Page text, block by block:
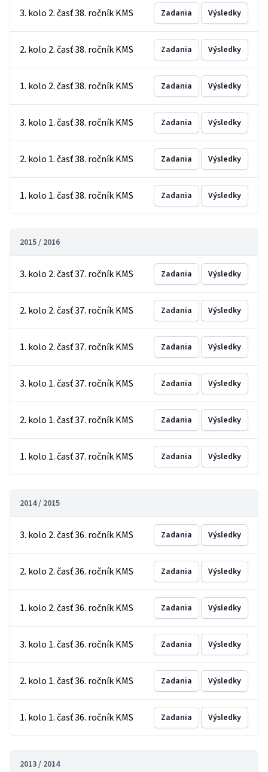
3. kolo 2. časť 38. ročník KMS Zadania Výsledky
2. kolo 2. časť 38. ročník KMS Zadania Výsledky
1. kolo 2. časť 38. ročník KMS Zadania Výsledky
3. kolo 1. časť 38. ročník KMS Zadania Výsledky
2. kolo 1. časť 38. ročník KMS Zadania Výsledky
1. kolo 1. časť 38. ročník KMS Zadania Výsledky
2015 / 2016
3. kolo 2. časť 37. ročník KMS Zadania Výsledky
2. kolo 2. časť 37. ročník KMS Zadania Výsledky
1. kolo 2. časť 37. ročník KMS Zadania Výsledky
3. kolo 1. časť 37. ročník KMS Zadania Výsledky
2. kolo 1. časť 37. ročník KMS Zadania Výsledky
1. kolo 1. časť 37. ročník KMS Zadania Výsledky
2014 / 2015
3. kolo 2. časť 36. ročník KMS Zadania Výsledky
2. kolo 2. časť 36. ročník KMS Zadania Výsledky
1. kolo 2. časť 36. ročník KMS Zadania Výsledky
3. kolo 1. časť 36. ročník KMS Zadania Výsledky
2. kolo 1. časť 36. ročník KMS Zadania Výsledky
1. kolo 1. časť 36. ročník KMS Zadania Výsledky
2013 / 2014